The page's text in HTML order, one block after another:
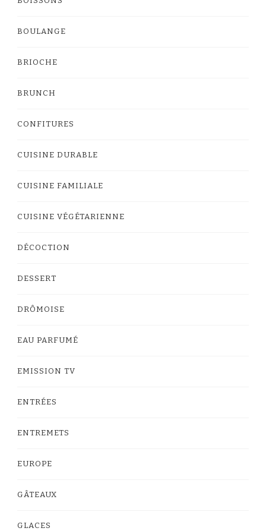
BOULANGE
BRIOCHE
BRUNCH
CONFITURES
CUISINE DURABLE
CUISINE FAMILIALE
CUISINE VÉGÉTARIENNE
DÉCOCTION
DESSERT
DRÔMOISE
EAU PARFUMÉ
EMISSION TV
ENTRÉES
ENTREMETS
EUROPE
GÂTEAUX
GLACES